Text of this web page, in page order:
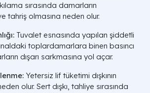
sırasında damarların
tahriş olmasına neden olur.
Tuvalet esnasında yapılan şiddetli
toplardamarlara binen basıncı
dışarı sarkmasına yol açar.
Yetersiz lif tüketimi dışkının
olur. Sert dışkı, tahliye sırasında